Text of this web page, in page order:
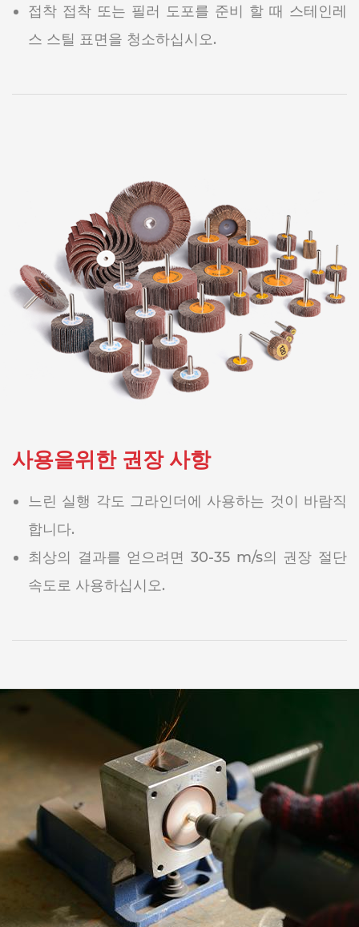
접착 접착 또는 필러 도포를 준비 할 때 스테인레
스 스틸 표면을 청소하십시오.
사용을위한 권장 사항
느린 실행 각도 그라인더에 사용하는 것이 바람직
합니다.
최상의 결과를 얻으려면 30-35 m/s의 권장 절단
속도로 사용하십시오.